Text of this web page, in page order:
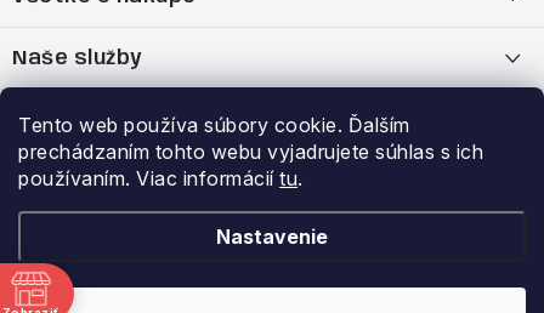
Tento web používa súbory cookie. Ďalším
prechádzaním tohto webu vyjadrujete súhlas s ich
používaním. Viac informácií tu.
Nastavenie
p
ä
t
OBCHODNÉ PODMIENKY
Zásady spracovania a ochrany osobných údajov
Reklamačný poriadok
Naše služby
Bootfitting - Tvarovanie Lyžiarok v Nitre
Dynamická analýza chodidla
Požičovňa lyží
Výhody a zľavy
Garancia najnižšej ceny
Prihlásenie